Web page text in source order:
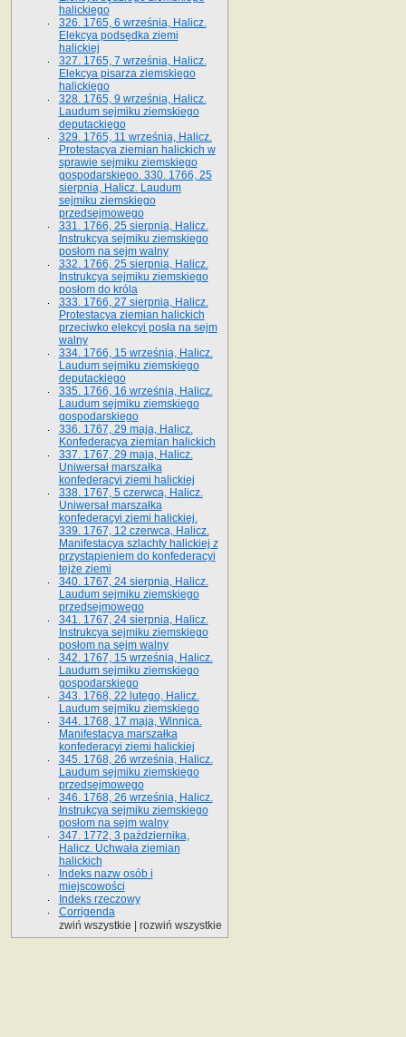
halickiego
326. 1765, 6 września, Halicz.
Elekcya podsędka ziemi
halickiej
327. 1765, 7 września, Halicz.
Elekcya pisarza ziemskiego
halickiego
328. 1765, 9 września, Halicz.
Laudum sejmiku ziemskiego
deputackiego
329. 1765, 11 września, Halicz.
Protestacya ziemian halickich w
sprawie sejmiku ziemskiego
gospodarskiego. 330. 1766, 25
sierpnia, Halicz. Laudum
sejmiku ziemskiego
przedsejmowego
331. 1766, 25 sierpnia, Halicz.
Instrukcya sejmiku ziemskiego
posłom na sejm walny
332. 1766, 25 sierpnia, Halicz.
Instrukcya sejmiku ziemskiego
posłom do króla
333. 1766, 27 sierpnia, Halicz.
Protestacya ziemian halickich
przeciwko elekcyi posła na sejm
walny
334. 1766, 15 września, Halicz.
Laudum sejmiku ziemskiego
deputackiego
335. 1766, 16 września, Halicz.
Laudum sejmiku ziemskiego
gospodarskiego
336. 1767, 29 maja, Halicz.
Konfederacya ziemian halickich
337. 1767, 29 maja, Halicz.
Uniwersał marszałka
konfederacyi ziemi halickiej
338. 1767, 5 czerwca, Halicz.
Uniwersał marszałka
konfederacyi ziemi halickiej.
339. 1767, 12 czerwca, Halicz.
Manifestacya szlachty halickiej z
przystąpieniem do konfederacyi
tejże ziemi
340. 1767, 24 sierpnia, Halicz.
Laudum sejmiku ziemskiego
przedsejmowego
341. 1767, 24 sierpnia, Halicz.
Instrukcya sejmiku ziemskiego
posłom na sejm walny
342. 1767, 15 września, Halicz.
Laudum sejmiku ziemskiego
gospodarskiego
343. 1768, 22 lutego, Halicz.
Laudum sejmiku ziemskiego
344. 1768, 17 maja, Winnica.
Manifestacya marszałka
konfederacyi ziemi halickiej
345. 1768, 26 września, Halicz.
Laudum sejmiku ziemskiego
przedsejmowego
346. 1768, 26 września, Halicz.
Instrukcya sejmiku ziemskiego
posłom na sejm walny
347. 1772, 3 października,
Halicz. Uchwała ziemian
halickich
Indeks nazw osób i
miejscowości
Indeks rzeczowy
Corrigenda
zwiń wszystkie
rozwiń wszystkie